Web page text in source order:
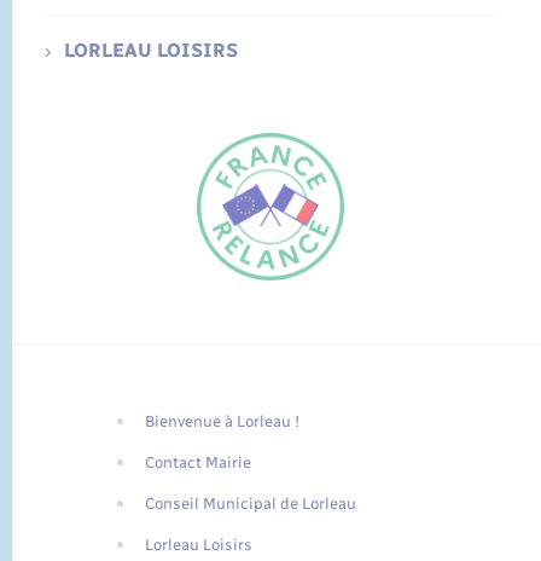
Traduction du
FR
LORLEAU LOISIRS
Bienvenue à Lorleau !
Contact Mairie
Conseil Municipal de Lorleau
Lorleau Loisirs